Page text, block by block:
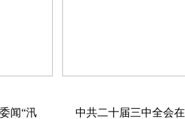
闻“汛 中共二十届三中全会